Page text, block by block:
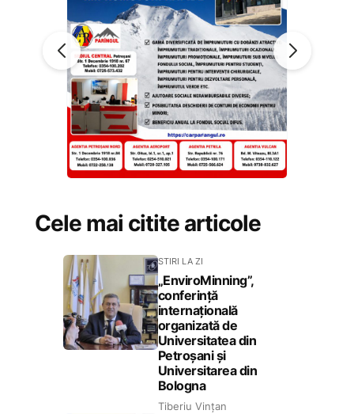
Cele mai citite articole
STIRI LA ZI
„EnviroMinning”,
conferință
internațională
organizată de
Universitatea din
Petroșani și
Universitarea din
Bologna
Tiberiu Vințan